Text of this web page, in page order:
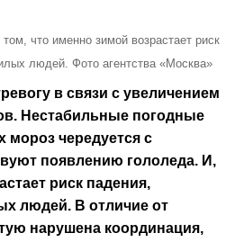
что именно зимой возрастает риск
людей. Фото агентства «Москва»
в связи с увеличением
Нестабильные погодные
мороз чередуется с
появлению гололеда. И,
риск падения,
людей. В отличие от
нарушена координация,